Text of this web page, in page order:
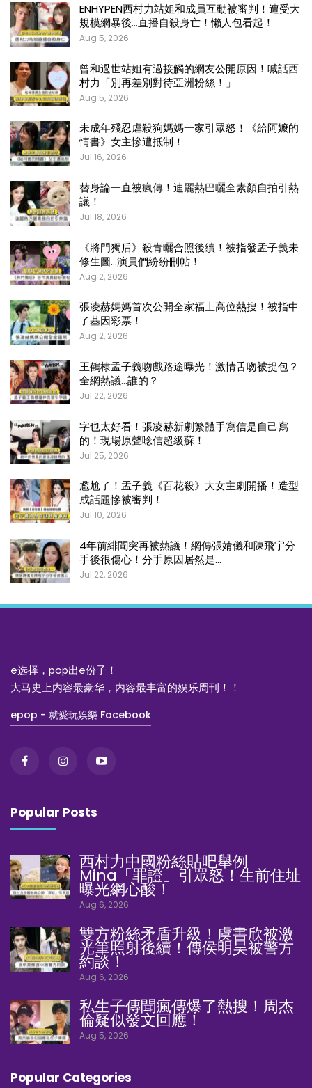
ENHYPEN西村力站姐和成員互動被審判！遭受大
規模網暴後…直播自殺身亡！懶人包看起！
Aug 5, 2026
曾和過世站姐有過接觸的網友公開原因！喊話西
村力「別再差別對待亞洲粉絲！」
Aug 5, 2026
未成年殘忍虐殺狗媽媽一家引眾怒！《給阿嬤的
情書》女主慘遭抵制！
Jul 16, 2026
替身論一直被瘋傳！迪麗熱巴曬全素顏自拍引熱
議！
Jul 18, 2026
《將門獨后》殺青曬合照後續！被指發孟子義未
修生圖…演員們紛紛刪帖！
Aug 2, 2026
張凌赫媽媽首次公開全家福上高位熱搜！被指中
了基因彩票！
Aug 2, 2026
王鶴棣孟子義吻戲路途曝光！激情舌吻被捉包？
全網熱議…誰的？
Jul 22, 2026
字也太好看！張凌赫新劇繁體手寫信是自己寫
的！現場原聲唸信超級蘇！
Jul 25, 2026
尷尬了！孟子義《百花殺》大女主劇開播！造型
成話題慘被審判！
Jul 10, 2026
4年前緋聞突再被熱議！網傳張婧儀和陳飛宇分
手後很傷心！分手原因居然是…
Jul 22, 2026
e选择，pop出e份子！
大马史上内容最豪华，内容最丰富的娱乐周刊！！
epop - 就愛玩娛樂 Facebook
Popular Posts
西村力中國粉絲貼吧舉例
Mina「罪證」引眾怒！生前住址
曝光網心酸！
Aug 6, 2026
雙方粉絲矛盾升級！虞書欣被激
光筆照射後續！傳侯明昊被警方
約談！
Aug 6, 2026
私生子傳聞瘋傳爆了熱搜！周杰
倫疑似發文回應！
Aug 5, 2026
Popular Categories